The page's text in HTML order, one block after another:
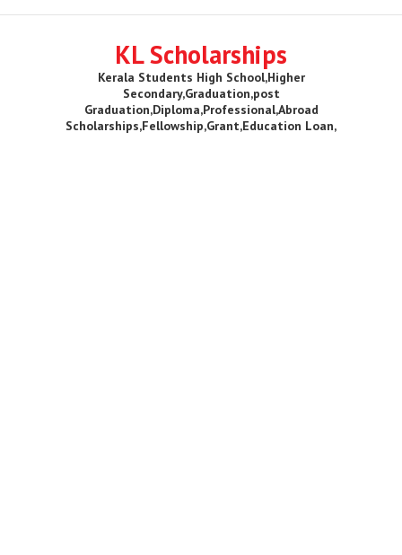
KL Scholarships
Kerala Students High School,Higher
Secondary,Graduation,post
Graduation,Diploma,Professional,Abroad
Scholarships,Fellowship,Grant,Education Loan,